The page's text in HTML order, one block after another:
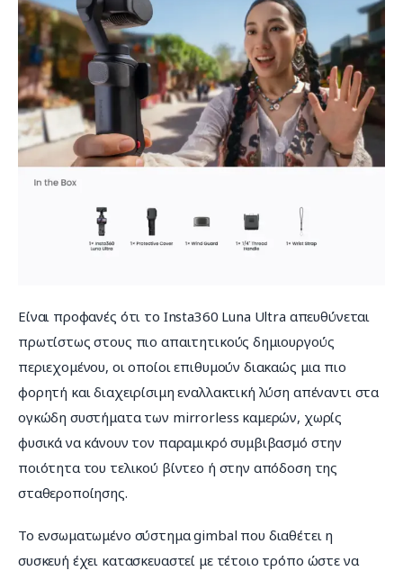
Είναι προφανές ότι το Insta360 Luna Ultra απευθύνεται
πρωτίστως στους πιο απαιτητικούς δημιουργούς
περιεχομένου, οι οποίοι επιθυμούν διακαώς μια πιο
φορητή και διαχειρίσιμη εναλλακτική λύση απέναντι στα
ογκώδη συστήματα των mirrorless καμερών, χωρίς
φυσικά να κάνουν τον παραμικρό συμβιβασμό στην
ποιότητα του τελικού βίντεο ή στην απόδοση της
σταθεροποίησης.
Το ενσωματωμένο σύστημα gimbal που διαθέτει η
συσκευή έχει κατασκευαστεί με τέτοιο τρόπο ώστε να